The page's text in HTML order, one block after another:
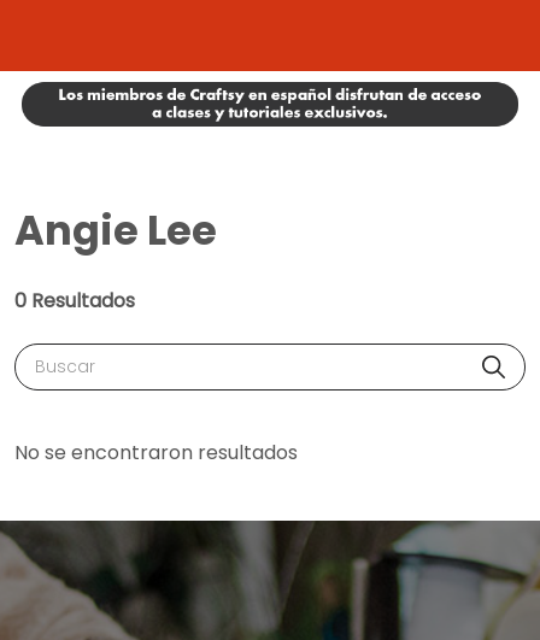
Angie Lee
0 Resultados
Buscar
No se encontraron resultados